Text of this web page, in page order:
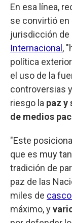
En esa línea,
se convirtió en
jurisdicción de
Internacional ,
política
el uso de la
controversias
riesgo la paz y
de medios
"Este
que es muy
tradición de
paz de las
miles de
máximo, y